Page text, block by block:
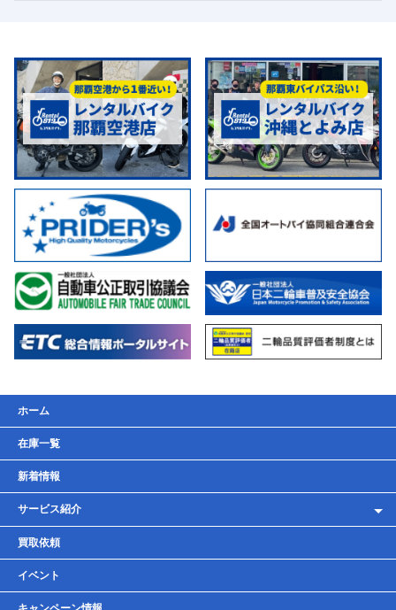
ホーム
在庫一覧
新着情報
サービス紹介
レンタルバイク
車検・点検・整備
買取依頼
イベント